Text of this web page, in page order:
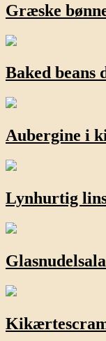
Græske
Baked beans
Aubergine i
Lynhurtig